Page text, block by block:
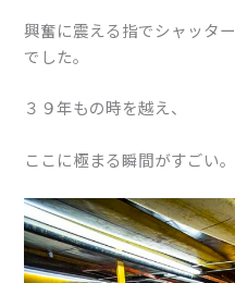
興奮に震える指でシャッタ
でした。
３９年もの時を越え、
ここに極まる瞬間がすごい。